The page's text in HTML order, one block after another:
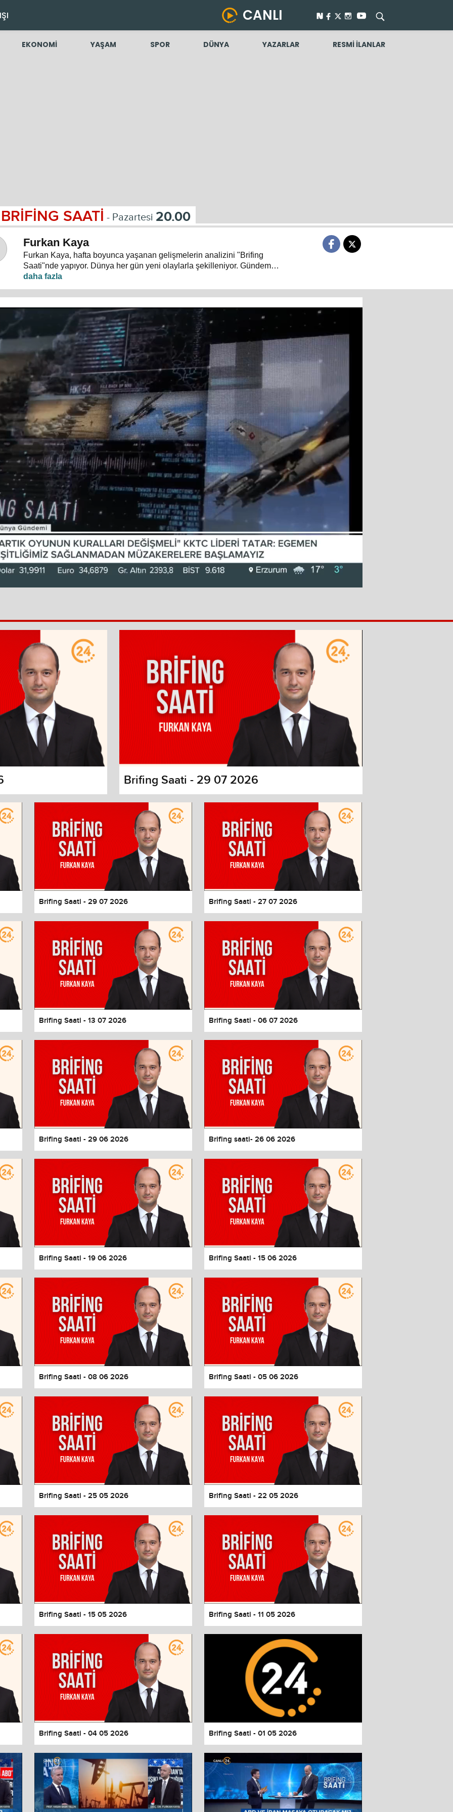
CANLI
EKONOMİ YAŞAM SPOR DÜNYA YAZARLAR RESMİ İLANLAR
BRİFİNG SAATİ - Pazartesi 20.00
Furkan Kaya
Furkan Kaya, hafta boyunca yaşanan gelişmelerin analizini "Brifing
Saati"nde yapıyor. Dünya her gün yeni olaylarla şekilleniyor. Gündem
yoğun, akış hızlı... Siyasi gelişmeler, dış politika, uluslararası güvenlik,
"Nasıl?" sorularının cevapları "Brifing Saati"nde aranıyor. Brifing Saati,
Pazartesi günü 20.00’de 24 TV ekranlarından izleyicileriyle buluşuyor…
dialog
and close the window.
Done
Brifing Saati - 29 07 2026
Brifing Saati - 29 07 2026 Brifing Saati - 27 07 2026
Brifing Saati - 13 07 2026 Brifing Saati - 06 07 2026
Brifing Saati - 29 06 2026 Brifing saati- 26 06 2026
Brifing Saati - 19 06 2026 Brifing Saati - 15 06 2026
Brifing Saati - 08 06 2026 Brifing Saati - 05 06 2026
Brifing Saati - 25 05 2026 Brifing Saati - 22 05 2026
Brifing Saati - 15 05 2026 Brifing Saati - 11 05 2026
Brifing Saati - 04 05 2026 Brifing Saati - 01 05 2026